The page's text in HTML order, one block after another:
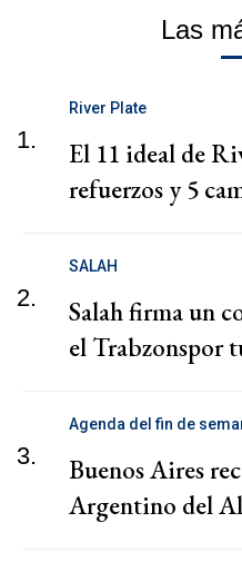
Las
1.
River Plate
El 11 ideal de
refuerzos y 5
2.
SALAH
Salah firma un
el Trabzonspor
3.
Agenda del fin de
Buenos Aires
Argentino del